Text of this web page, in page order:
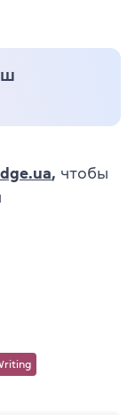
, чтобы